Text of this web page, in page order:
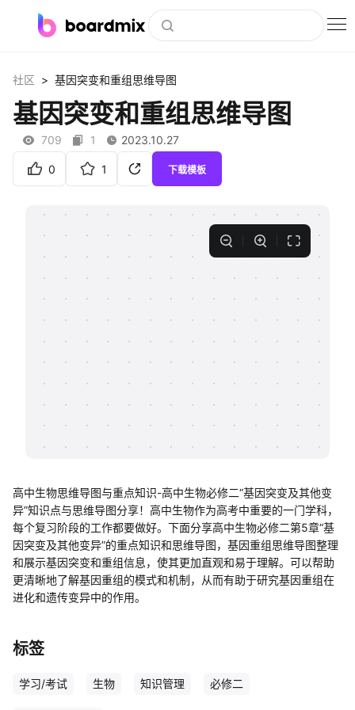
社区资源
下载
私有化部署
社区 > 基因突变和重组思维导图
基因突变和重组思维导图
709 1 2023.10.27
0 1 下载模板
高中生物思维导图与重点知识-高中生物必修二“基因突变及其他变
异”知识点与思维导图分享！高中生物作为高考中重要的一门学科，
每个复习阶段的工作都要做好。下面分享高中生物必修二第5章“基
因突变及其他变异”的重点知识和思维导图，基因重组思维导图整理
和展示基因突变和重组信息，使其更加直观和易于理解。可以帮助
更清晰地了解基因重组的模式和机制，从而有助于研究基因重组在
进化和遗传变异中的作用。
标签
学习/考试 生物 知识管理 必修二